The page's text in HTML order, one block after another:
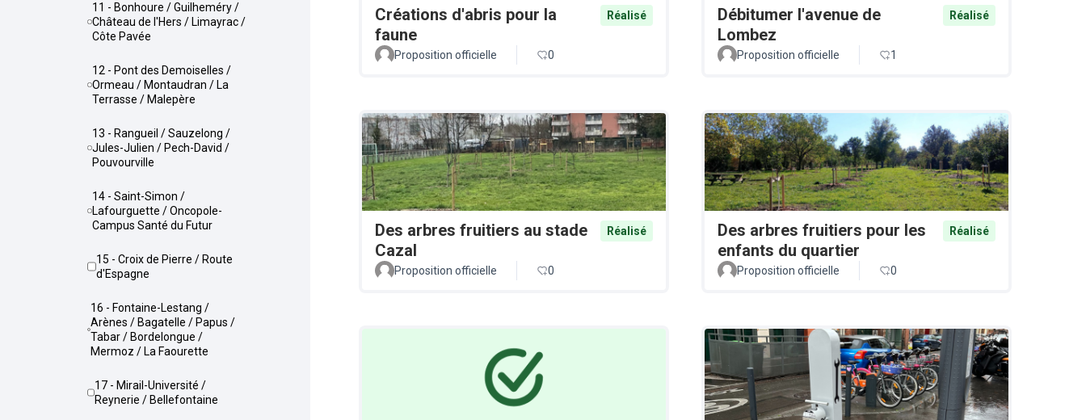
11 - Bonhoure / Guilheméry /
Château de l'Hers / Limayrac /
Côte Pavée
12 - Pont des Demoiselles /
Ormeau / Montaudran / La
Terrasse / Malepère
13 - Rangueil / Sauzelong /
Jules-Julien / Pech-David /
Pouvourville
14 - Saint-Simon /
Lafourguette / Oncopole-
Campus Santé du Futur
15 - Croix de Pierre / Route
d'Espagne
16 - Fontaine-Lestang /
Arènes / Bagatelle / Papus /
Tabar / Bordelongue /
Mermoz / La Faourette
17 - Mirail-Université /
Reynerie / Bellefontaine
Créations d'abris pour la
faune
Réalisé
Proposition officielle 0
Débitumer l'avenue de
Lombez
Réalisé
Proposition officielle 1
Des arbres fruitiers au stade
Cazal
Réalisé
Proposition officielle 0
Des arbres fruitiers pour les
enfants du quartier
Réalisé
Proposition officielle 0